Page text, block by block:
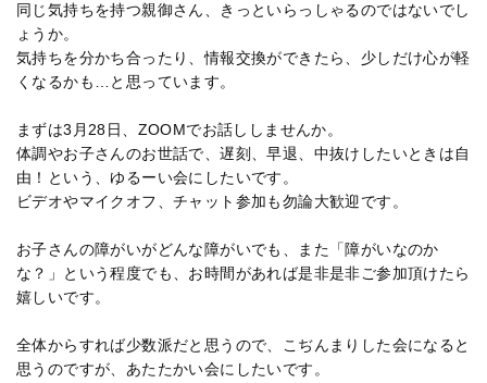
同じ気持ちを持つ親御さん、きっといらっしゃるのではないでし
ょうか。
気持ちを分かち合ったり、情報交換ができたら、少しだけ心が軽
くなるかも…と思っています。
まずは3月28日、ZOOMでお話ししませんか。
体調やお子さんのお世話で、遅刻、早退、中抜けしたいときは自
由！という、ゆるーい会にしたいです。
ビデオやマイクオフ、チャット参加も勿論大歓迎です。
お子さんの障がいがどんな障がいでも、また「障がいなのか
な？」という程度でも、お時間があれば是非是非ご参加頂けたら
嬉しいです。
全体からすれば少数派だと思うので、こぢんまりした会になると
思うのですが、あたたかい会にしたいです。